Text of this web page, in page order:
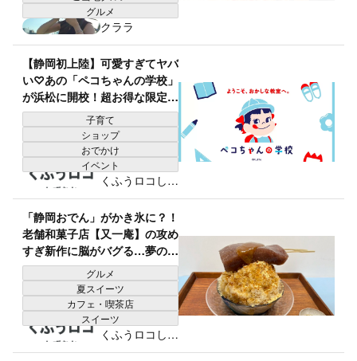
グルメ
クララ
【静岡初上陸】可愛すぎてヤバ
い♡あの「ペコちゃんの学校」
が浜松に開校！超お得な限定お
楽しみ袋は売り切れ前に絶対ゲ
ットして！
子育て
ショップ
おでかけ
イベント
くふうロコしず
おか編集部
「静岡おでん」がかき氷に？！
老舗和菓子店【又一庵】の攻め
すぎ新作に脳がバグる…夢の
「あんこかけ放題」も♪夏限定
かき氷5種類がアツい！
グルメ
夏スイーツ
カフェ・喫茶店
スイーツ
くふうロコしず
おか編集部